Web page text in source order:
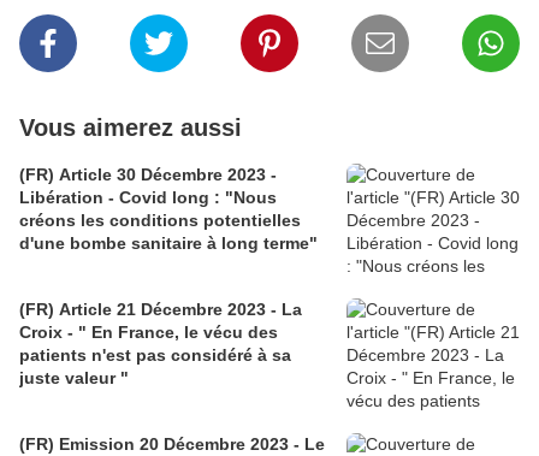
Vous aimerez aussi
(FR) Article 30 Décembre 2023 -
Libération - Covid long : "Nous
créons les conditions potentielles
d'une bombe sanitaire à long terme"
(FR) Article 21 Décembre 2023 - La
Croix - " En France, le vécu des
patients n'est pas considéré à sa
juste valeur "
(FR) Emission 20 Décembre 2023 - Le